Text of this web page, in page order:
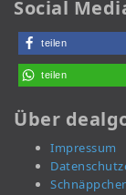
Social
teilen
teilen
Über
Impressum